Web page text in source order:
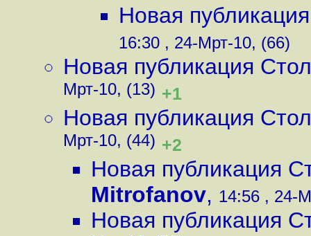
Новая
16:30 , 24-Мрт-10, (66)
Новая публикация
Мрт-10, (13) +1
Новая публикация
Мрт-10, (44) +2
Новая публикация
Mitrofanov, 14:56 , 24-
Новая публикация